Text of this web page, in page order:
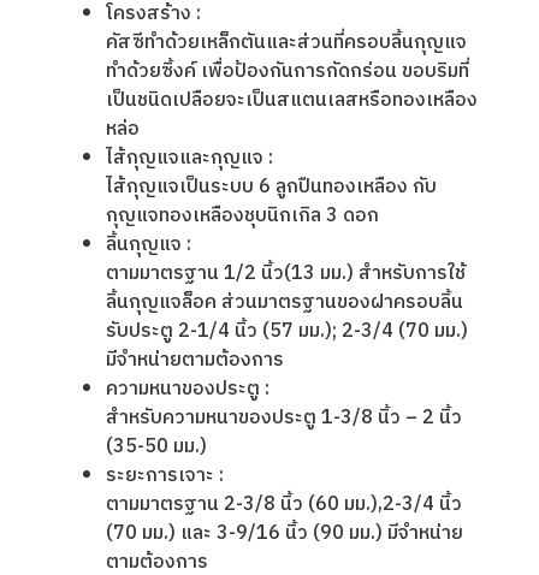
โครงสร้าง :
คัสซีทําด้วยเหล็กตันและส่วนที่ครอบลิ้นกุญแจ
ทําด้วยซิ้งค์ เพื่อป้องกันการกัดกร่อน ขอบริมที่
เป็นชนิดเปลือยจะเป็นสแตนเลสหรือทองเหลือง
หล่อ
ไส้กุญแจและกุญแจ :
ไส้กุญแจเป็นระบบ 6 ลูกปืนทองเหลือง กับ
กุญแจทองเหลืองชุบนิกเกิล 3 ดอก
ลิ้นกุญแจ :
ตามมาตรฐาน 1/2 นิ้ว(13 มม.) สําหรับการใช้
ลิ้นกุญแจล็อค ส่วนมาตรฐานของฝาครอบลิ้น
รับประตู 2-1/4 นิ้ว (57 มม.); 2-3/4 (70 มม.)
มีจําหน่ายตามต้องการ
ความหนาของประตู :
สําหรับความหนาของประตู 1-3/8 นิ้ว – 2 นิ้ว
(35-50 มม.)
ระยะการเจาะ :
ตามมาตรฐาน 2-3/8 นิ้ว (60 มม.),2-3/4 นิ้ว
(70 มม.) และ 3-9/16 นิ้ว (90 มม.) มีจําหน่าย
ตามต้องการ